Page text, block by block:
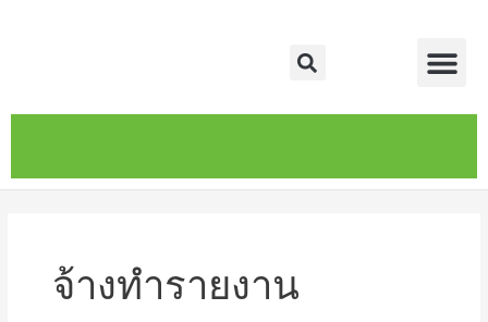
Search
จ้างทำรายงาน